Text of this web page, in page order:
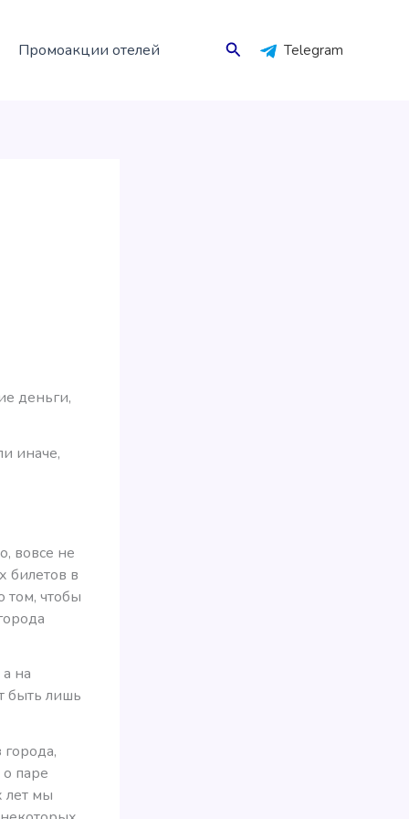
Промоакции отелей Поиск Telegram
деньги,
иначе,
вовсе не
билетов в
том, чтобы
на
быть лишь
паре
лет мы